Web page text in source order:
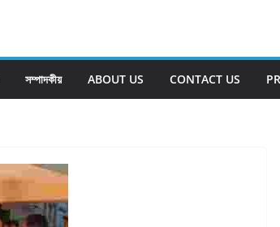
সম্পাদকীয় ABOUT US CONTACT US